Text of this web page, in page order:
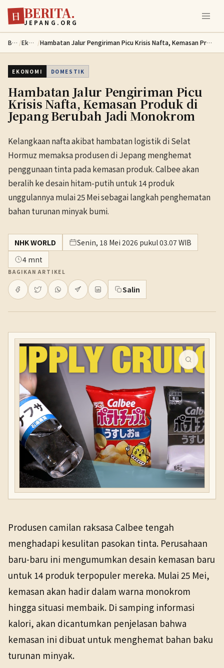
Lewati ke konten utama
日 BERITA.
JEPANG.ORG
Berita / Ekonomi / Hambatan Jalur Pengiriman Picu Krisis Nafta, Kemasan Produk di Jepang Berubah Jadi Monokrom
EKONOMI DOMESTIK
Hambatan Jalur Pengiriman Picu
Krisis Nafta, Kemasan Produk di
Jepang Berubah Jadi Monokrom
Kelangkaan nafta akibat hambatan logistik di Selat
Hormuz memaksa produsen di Jepang menghemat
penggunaan tinta pada kemasan produk. Calbee akan
beralih ke desain hitam-putih untuk 14 produk
unggulannya mulai 25 Mei sebagai langkah penghematan
bahan turunan minyak bumi.
NHK WORLD
Senin, 18 Mei 2026 pukul 03.07 WIB
4 mnt
BAGIKAN ARTIKEL
Salin
Produsen camilan raksasa Calbee tengah
menghadapi kesulitan pasokan tinta. Perusahaan
baru-baru ini mengumumkan desain kemasan baru
untuk 14 produk terpopuler mereka. Mulai 25 Mei,
kemasan akan hadir dalam warna monokrom
hingga situasi membaik. Di samping informasi
kalori, akan dicantumkan penjelasan bahwa
kemasan ini dibuat untuk menghemat bahan baku
turunan minyak.